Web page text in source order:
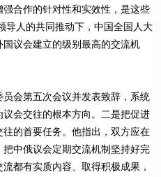
合作的针对性和实效性，是这些
导人的共同推动下，中国全国人大
议会建立的级别最高的交流机
会第五次会议并发表致辞，系统
会交往的根本方向。二是把促进
的首要任务。他指出，双方应在
中俄议会定期交流机制坚持好完
都有实质内容、取得积极成果，